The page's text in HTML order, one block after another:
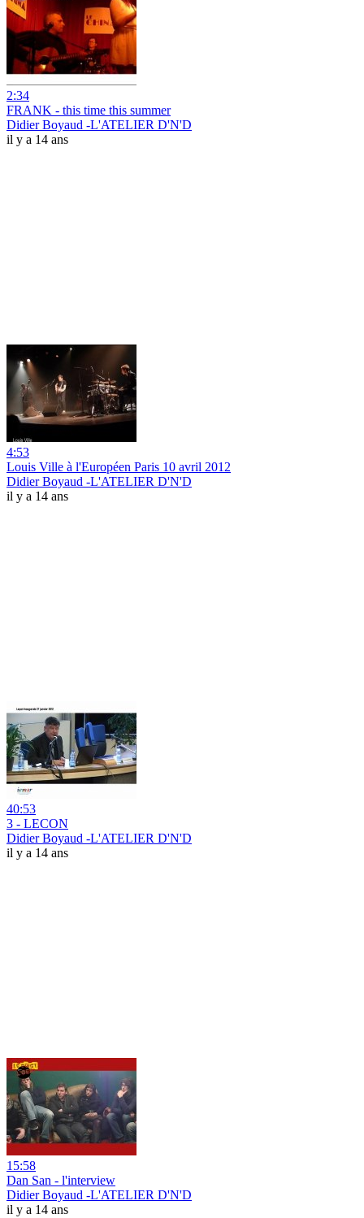
2:34
FRANK - this time this summer
Didier Boyaud -L'ATELIER D'N'D
il y a 14 ans
4:53
Louis Ville à l'Européen Paris 10 avril 2012
Didier Boyaud -L'ATELIER D'N'D
il y a 14 ans
40:53
3 - LECON
Didier Boyaud -L'ATELIER D'N'D
il y a 14 ans
15:58
Dan San - l'interview
Didier Boyaud -L'ATELIER D'N'D
il y a 14 ans